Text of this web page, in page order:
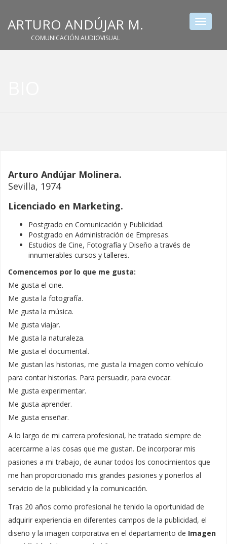
ARTURO ANDÚJAR M.
COMUNICACIÓN AUDIOVISUAL
Toggle
Arturo Andújar Molinera.
Sevilla, 1974
Licenciado en Marketing.
Postgrado en Comunicación y Publicidad.
Postgrado en Administración de Empresas.
Estudios de Cine, Fotografía y Diseño a través de
innumerables cursos y talleres.
Comencemos por lo que me gusta:
Me gusta el cine.
Me gusta la fotografía.
Me gusta la música.
Me gusta viajar.
Me gusta la naturaleza.
Me gusta el documental.
Me gustan las historias, me gusta la imagen como vehículo
para contar historias. Para persuadir, para evocar.
Me gusta experimentar.
Me gusta aprender.
Me gusta enseñar.
A lo largo de mi carrera profesional, he tratado siempre de
acercarme a las cosas que me gustan. De incorporar mis
pasiones a mi trabajo, de aunar todos los conocimientos que
me han proporcionado mis grandes pasiones y ponerlos al
servicio de la publicidad y la comunicación.
Tras 20 años como profesional he tenido la oportunidad de
adquirir experiencia en diferentes campos de la publicidad, el
diseño y la imagen corporativa en el departamento de Imagen